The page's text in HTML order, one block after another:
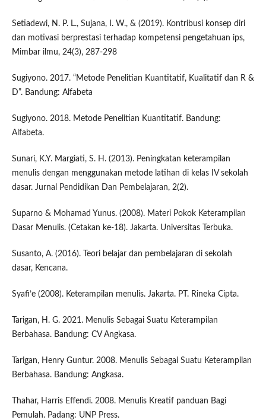
Setiadewi, N. P. L., Sujana, I. W., & (2019). Kontribusi konsep diri
dan motivasi berprestasi terhadap kompetensi pengetahuan ips,
Mimbar ilmu, 24(3), 287-298
Sugiyono. 2017. “Metode Penelitian Kuantitatif, Kualitatif dan R &
D”. Bandung: Alfabeta
Sugiyono. 2018. Metode Penelitian Kuantitatif. Bandung:
Alfabeta.
Sunari, K.Y. Margiati, S. H. (2013). Peningkatan keterampilan
menulis dengan menggunakan metode latihan di kelas IV sekolah
dasar. Jurnal Pendidikan Dan Pembelajaran, 2(2).
Suparno & Mohamad Yunus. (2008). Materi Pokok Keterampilan
Dasar Menulis. (Cetakan ke-18). Jakarta. Universitas Terbuka.
Susanto, A. (2016). Teori belajar dan pembelajaran di sekolah
dasar, Kencana.
Syafi’e (2008). Keterampilan menulis. Jakarta. PT. Rineka Cipta.
Tarigan, H. G. 2021. Menulis Sebagai Suatu Keterampilan
Berbahasa. Bandung: CV Angkasa.
Tarigan, Henry Guntur. 2008. Menulis Sebagai Suatu Keterampilan
Berbahasa. Bandung: Angkasa.
Thahar, Harris Effendi. 2008. Menulis Kreatif panduan Bagi
Pemulah. Padang: UNP Press.